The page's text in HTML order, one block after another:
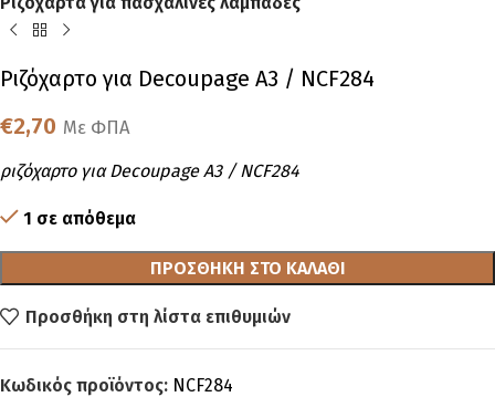
Ριζόχαρτο για Decoupage A3 / NCF284
€2,70 Με ΦΠΑ
ριζόχαρτο για Decoupage A3 / NCF284
1 σε απόθεμα
ΠΡΟΣΘΉΚΗ ΣΤΟ ΚΑΛΆΘΙ
Προσθήκη στη λίστα επιθυμιών
Κωδικός προϊόντος: NCF284